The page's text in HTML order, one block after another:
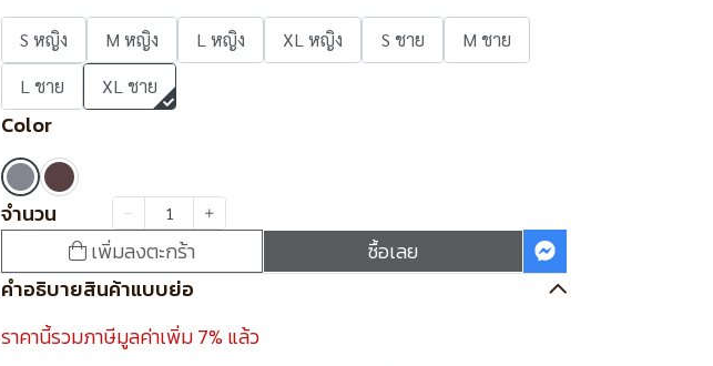
S หญิง M หญิง L หญิง XL หญิง S ชาย
M ชาย
L ชาย
XL ชาย
Color
จำนวน
เพิ่มลงตะกร้า
ซื้อเลย
คำอธิบายสินค้าแบบย่อ
ราคานี้รวมภาษีมูลค่าเพิ่ม 7% แล้ว